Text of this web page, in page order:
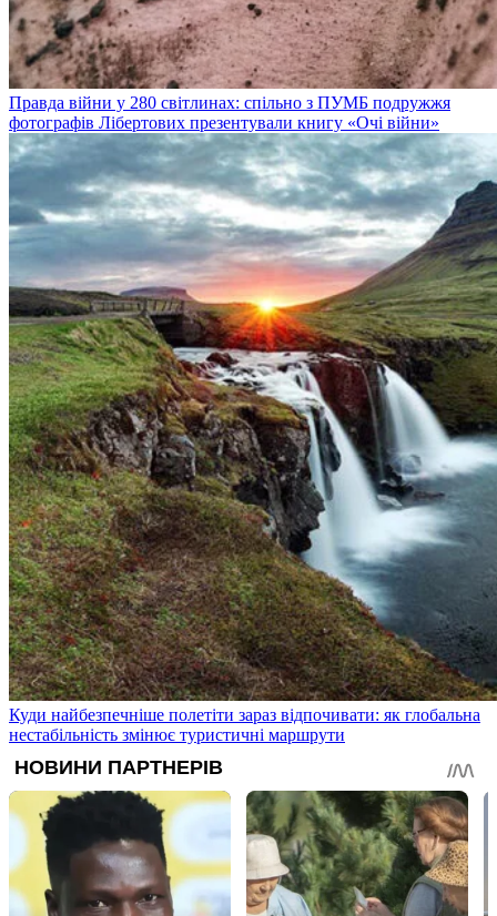
Правда війни у 280 світлинах: спільно з ПУМБ подружжя
фотографів Лібертових презентували книгу «Очі війни»
Куди найбезпечніше полетіти зараз відпочивати: як глобальна
нестабільність змінює туристичні маршрути